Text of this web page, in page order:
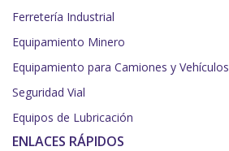
Ferretería Industrial
Equipamiento Minero
Equipamiento para Camiones y Vehículos
Seguridad Vial
Equipos de Lubricación
ENLACES RÁPIDOS